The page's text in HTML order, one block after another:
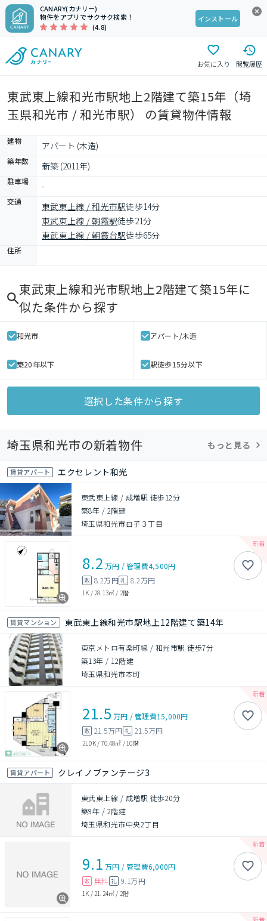
CANARY(カナリー)
物件をアプリでサクサク検索！
(4.8)
インストール
お気に入り 閲覧履歴
東武東上線和光市駅地上2階建て築15年（埼
玉県和光市 / 和光市駅） の賃貸物件情報
建物 アパート (木造)
築年数 新築 (2011年)
駐車場 -
交通 東武東上線 / 和光市駅徒歩14分
東武東上線 / 朝霞駅徒歩21分
東武東上線 / 朝霞台駅徒歩65分
住所
東武東上線和光市駅地上2階建て築15年に
似た条件から探す
和光市 アパート/木造
築20年以下 駅徒歩15分以下
選択した条件から探す
埼玉県和光市の新着物件 もっと見る
賃貸アパート エクセレント和光
東武東上線 / 成増駅 徒歩12分
築8年 / 2階建
埼玉県和光市白子３丁目
8.2 万円 /管理費4,500円
敷 8.2万円礼 8.2万円
1K / 28.13㎡ / 2階
賃貸マンション 東武東上線和光市駅地上12階建て築14年
東京メトロ有楽町線 / 和光市駅 徒歩7分
築13年 / 12階建
埼玉県和光市本町
21.5 万円 /管理費15,000円
敷 21.5万円 礼 21.5万円
2LDK/70.48㎡ / 10階
賃貸アパート クレイノブァンテージ3
東武東上線 / 成増駅 徒歩20分
築9年 / 2階建
埼玉県和光市中央2丁目
9.1 万円 /管理費6,000円
敷 無料 礼 9.1万円
1K / 21.24㎡ / 2階